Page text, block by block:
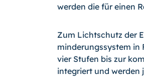
werden die für einen
Zum Lichtschutz der
minderungssystem in
vier Stufen bis zur
integriert und werden